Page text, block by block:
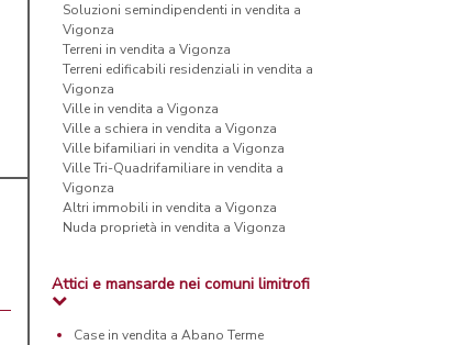
Soluzioni semindipendenti in vendita a
Vigonza
Terreni in vendita a Vigonza
Terreni edificabili residenziali in vendita a
Vigonza
Ville in vendita a Vigonza
Ville a schiera in vendita a Vigonza
Ville bifamiliari in vendita a Vigonza
Ville Tri-Quadrifamiliare in vendita a
Vigonza
Altri immobili in vendita a Vigonza
Nuda proprietà in vendita a Vigonza
Attici e mansarde nei comuni limitrofi
Case in vendita a Abano Terme